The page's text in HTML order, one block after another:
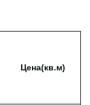
Цена(кв.м)